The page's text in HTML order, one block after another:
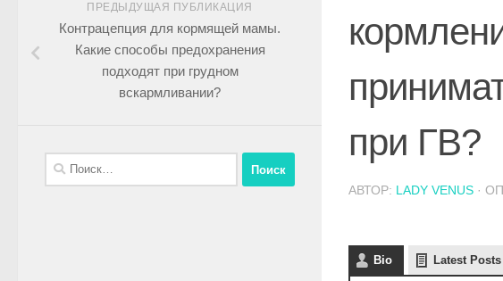
при ГВ?
АВТОР: LADY VENUS ·
Bio Latest Posts
ПРЕДЫДУЩАЯ ПУБЛИКАЦИЯ
Контрацепция для кормящей мамы.
Какие способы предохранения
подходят при грудном
вскармливании?